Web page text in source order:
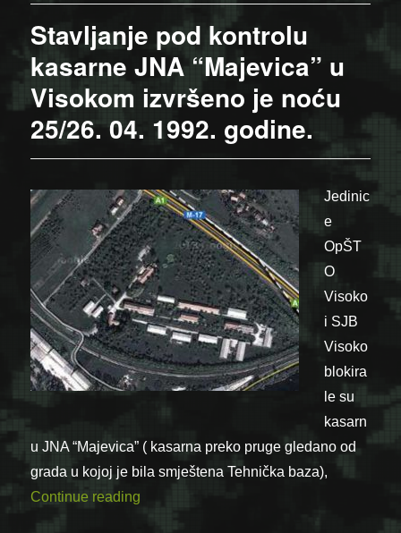
Stavljanje pod kontrolu
kasarne JNA “Majevica” u
Visokom izvršeno je noću
25/26. 04. 1992. godine.
Jedinic
e
OpŠT
O
Visoko
i SJB
Visoko
blokira
le su
kasarn
u JNA “Majevica” ( kasarna preko pruge gledano od
grada u kojoj je bila smještena Tehnička baza),
Continue reading